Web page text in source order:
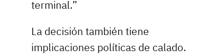
terminal.”
La decisión también tiene
implicaciones políticas de calado.